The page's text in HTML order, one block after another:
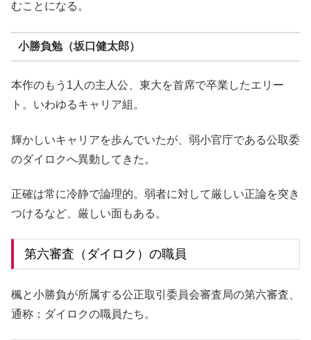
むことになる。
小勝負勉（坂口健太郎）
本作のもう1人の主人公、東大を首席で卒業したエリー
ト。いわゆるキャリア組。
輝かしいキャリアを歩んでいたが、弱小官庁である公取委
のダイロクへ異動してきた。
正確は常に冷静で論理的。弱者に対して厳しい正論を突き
つけるなど、厳しい面もある。
第六審査（ダイロク）の職員
楓と小勝負が所属する公正取引委員会審査局の第六審査、
通称：ダイロクの職員たち。